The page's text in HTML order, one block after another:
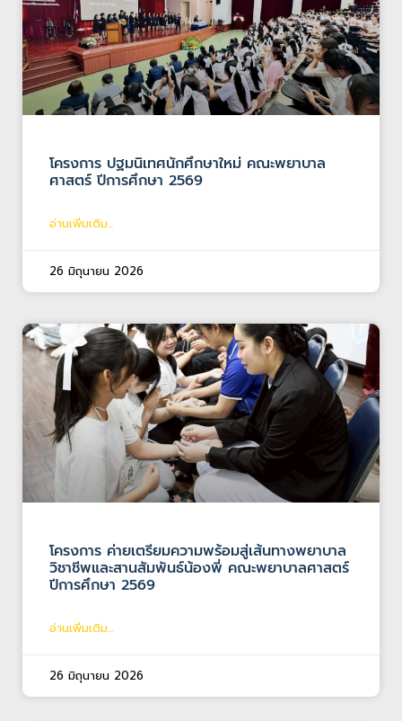
โครงการ ปฐมนิเทศนักศึกษาใหม่ คณะพยาบาล
ศาสตร์ ปีการศึกษา 2569
อ่านเพิ่มเติม...
26 มิถุนายน 2026
โครงการ ค่ายเตรียมความพร้อมสู่เส้นทางพยาบาล
วิชาชีพและสานสัมพันธ์น้องพี่ คณะพยาบาลศาสตร์
ปีการศึกษา 2569
อ่านเพิ่มเติม...
26 มิถุนายน 2026